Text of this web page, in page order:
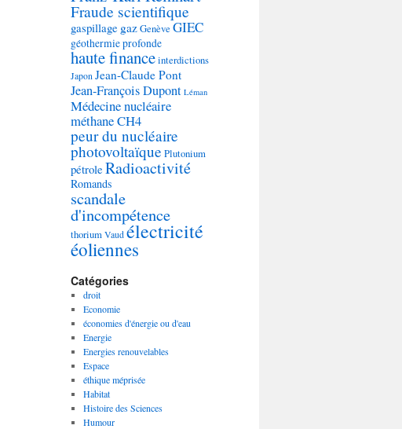
Fraude scientifique
gaspillage gazGenève GIEC
géothermie profonde
haute financeinterdictions
Japon Jean-Claude Pont
Jean-François Dupont Léman
Médecine nucléaire
méthane CH4
peur du nucléaire
photovoltaïque Plutonium
pétrole Radioactivité
Romands
scandale
d'incompétence
thorium Vaud électricité
éoliennes
Catégories
droit
Economie
économies d'énergie ou d'eau
Energie
Energies renouvelables
Espace
éthique méprisée
Habitat
Histoire des Sciences
Humour